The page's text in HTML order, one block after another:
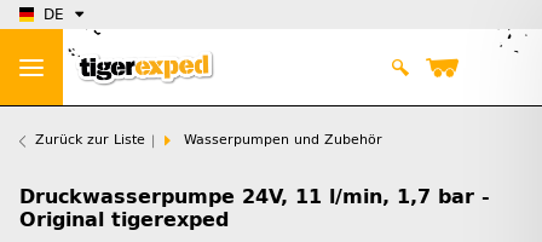
DE
Zurück zur Liste Wasserpumpen und Zubehör
Druckwasserpumpe 24V, 11 l/min, 1,7 bar -
Original tigerexped